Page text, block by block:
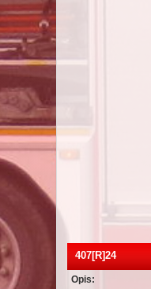
407[R]24
Opis: